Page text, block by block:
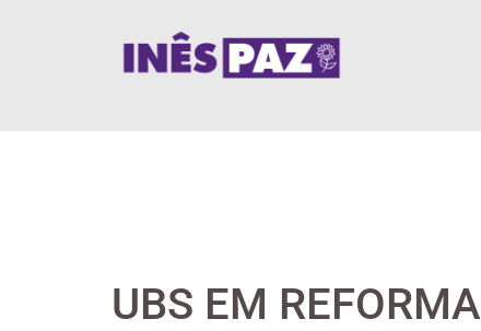
UBS EM REFORMA